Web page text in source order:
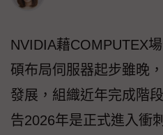
NVIDIA藉COMPUTEX
碩布局伺服器起步雖晚
發展，組織近年完成階
告2026年是正式進入衝